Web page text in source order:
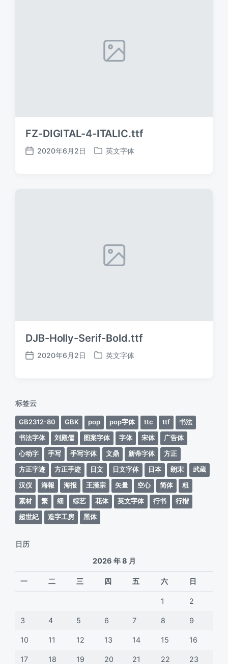
FZ-DIGITAL-4-ITALIC.ttf
发
2020年6月2日
发
英文字体
DJB-Holly-Serif-Bold.ttf
发
2020年6月2日
发
英文字体
标签云
GB2312-80 GBK pop pop字体 ttc ttf
书法
书法字体
刘殿儒 图案字体 字体 宋体
广告体
心动字
手写 手写字体 文鼎 新蒂字体
方正
方正字迹
方正手迹 日文 日文字体 日本 朗宋
武蔵
汉仪
海報 海报 王漢宗 矢量 空心 简体
粗
素材
繁 细 综艺 花体 英文字体 行书
行楷
超世紀
造字工房 黑体
日历
2026 年 8 月
一 二 三 四 五 六 日
1 2
3 4 5 6 7 8 9
10 11 12 13 14 15 16
17 18 19 20 21 22 23